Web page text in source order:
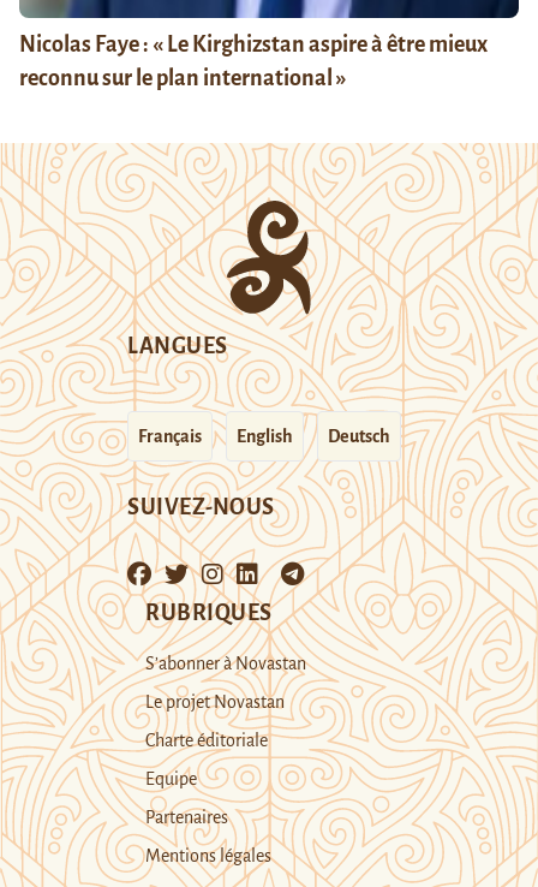
Nicolas Faye : « Le Kirghizstan aspire à être mieux
reconnu sur le plan international »
LANGUES
Français English Deutsch
SUIVEZ-NOUS
RUBRIQUES
S’abonner à Novastan
Le projet Novastan
Charte éditoriale
Equipe
Partenaires
Mentions légales